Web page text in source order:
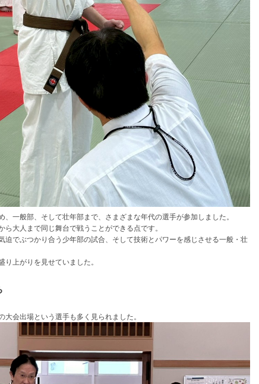
一般部、そして壮年部まで、さまざまな年代の選手が参加しました。
大人まで同じ舞台で戦うことができる点です。
迫でぶつかり合う少年部の試合、そして技術とパワーを感じさせる一般・壮
上がりを見せていました。
会出場という選手も多く見られました。